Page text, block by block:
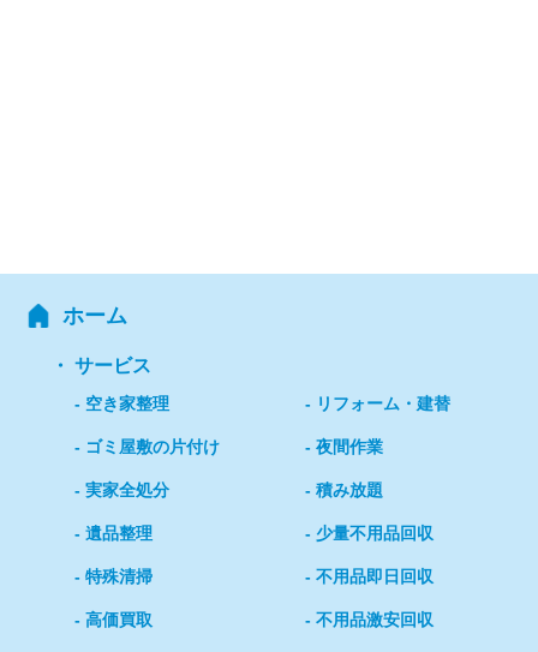
ホーム
サービス
空き家整理
ゴミ屋敷の片付け
実家全処分
遺品整理
特殊清掃
高価買取
リフォーム・建替
夜間作業
積み放題
少量不用品回収
不用品即日回収
不用品激安回収